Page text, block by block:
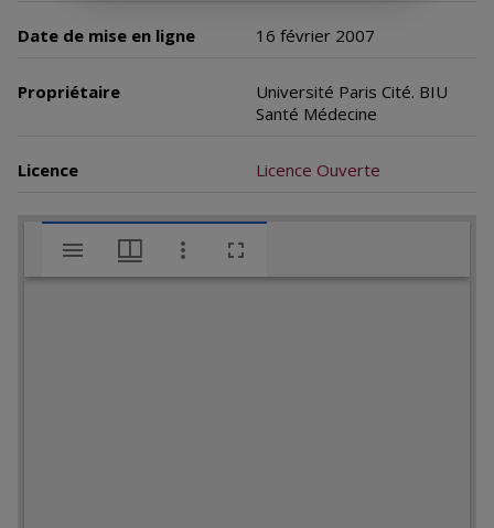
Date de mise en ligne 16 février 2007
Propriétaire
Université Paris Cité. BIU
Santé Médecine
Licence Licence Ouverte
V